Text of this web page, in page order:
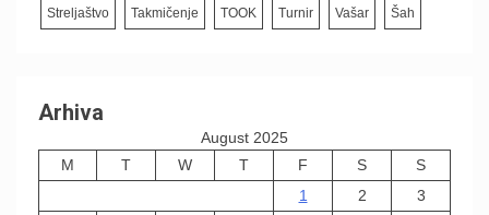
Streljaštvo Takmičenje TOOK Turnir Vašar Šah
Arhiva
August 2025
M
T W T F S
S
1
2
3